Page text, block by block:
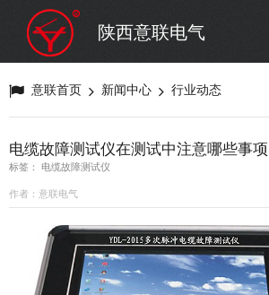
电力安全工器具
蓄电池测试仪器/直流系统
陕西意联电气
意联首页 新闻中心 行业动态
电缆故障测试仪在测试中注意哪些事项
标签： 电缆故障测试仪
作者：意联电气